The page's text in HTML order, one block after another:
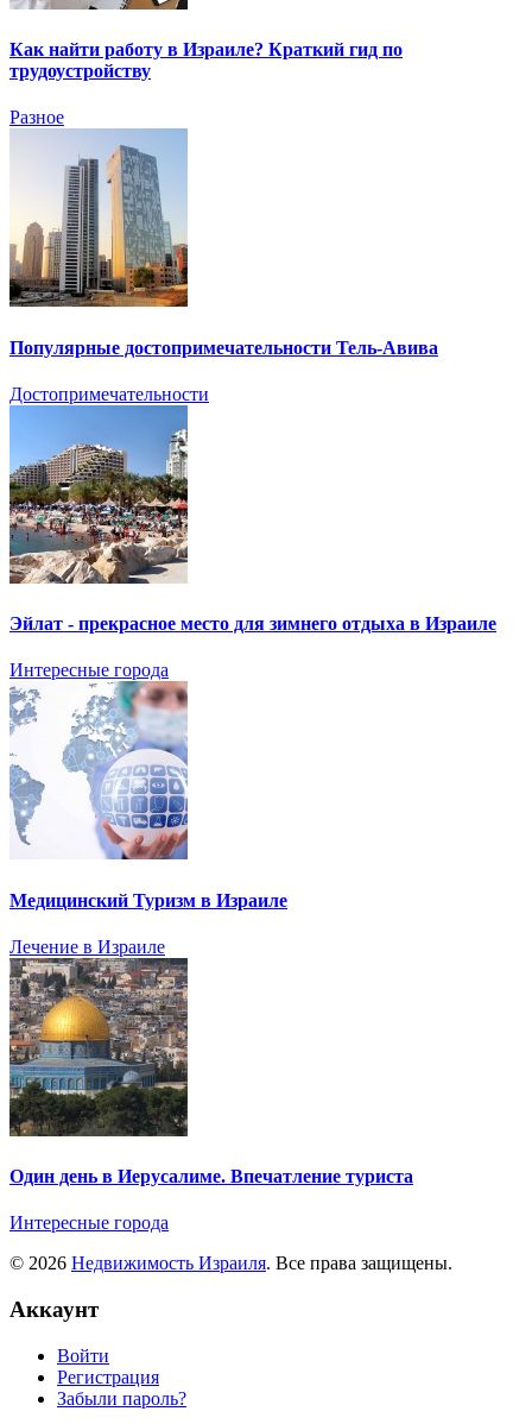
Как найти работу в Израиле? Краткий гид по
трудоустройству
Разное
Популярные достопримечательности Тель-Авива
Достопримечательности
Эйлат - прекрасное место для зимнего отдыха в Израиле
Интересные города
Медицинский Туризм в Израиле
Лечение в Израиле
Один день в Иерусалиме. Впечатление туриста
Интересные города
© 2026 Недвижимость Израиля. Все права защищены.
Аккаунт
Войти
Регистрация
Забыли пароль?